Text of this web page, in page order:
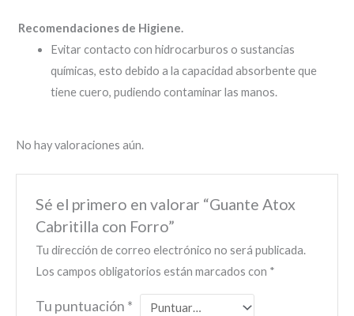
Recomendaciones de Higiene.
Evitar contacto con hidrocarburos o sustancias
químicas, esto debido a la capacidad absorbente que
tiene cuero, pudiendo contaminar las manos.
No hay valoraciones aún.
Sé el primero en valorar “Guante Atox
Cabritilla con Forro”
Tu dirección de correo electrónico no será publicada.
Los campos obligatorios están marcados con *
Tu puntuación *